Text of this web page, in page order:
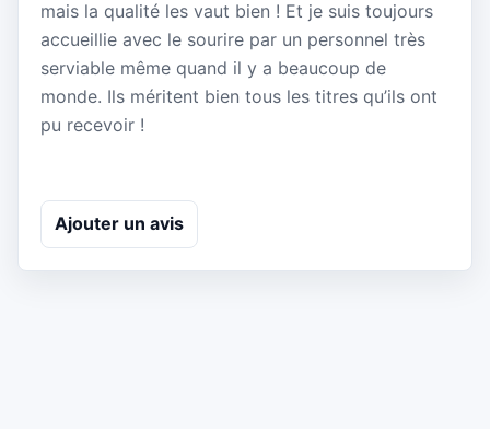
mais la qualité les vaut bien ! Et je suis toujours
accueillie avec le sourire par un personnel très
serviable même quand il y a beaucoup de
monde. Ils méritent bien tous les titres qu’ils ont
pu recevoir !
Ajouter un avis